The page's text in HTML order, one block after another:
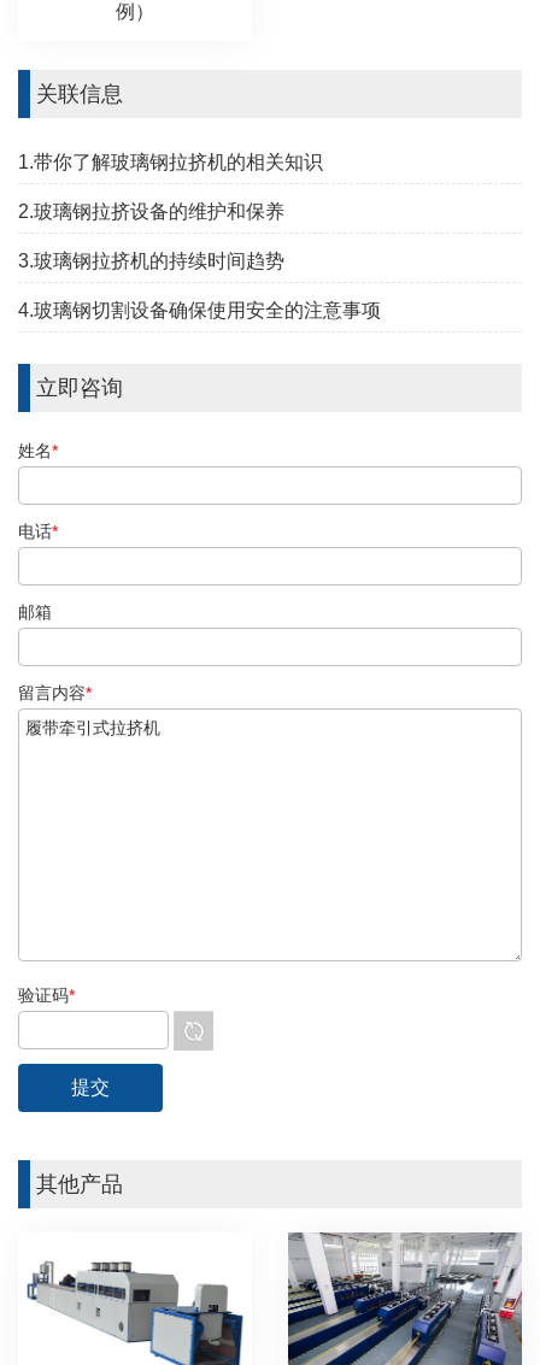
例）
关联信息
1.带你了解玻璃钢拉挤机的相关知识
2.玻璃钢拉挤设备的维护和保养
3.玻璃钢拉挤机的持续时间趋势
4.玻璃钢切割设备确保使用安全的注意事项
立即咨询
姓名*
电话*
邮箱
留言内容*
验证码*
其他产品